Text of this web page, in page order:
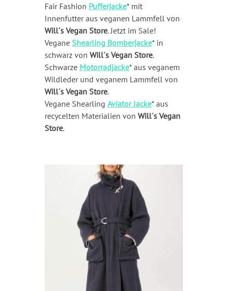
Fair Fashion Pufferjacke* mit
Innenfutter aus veganen Lammfell von
Will´s Vegan Store. Jetzt im Sale!
Vegane Shearling Bomberjacke* in
schwarz von Will´s Vegan Store.
Schwarze Motorradjacke* aus veganem
Wildleder und veganem Lammfell von
Will´s Vegan Store.
Vegane Shearling Aviator Jacke* aus
recycelten Materialien von Will´s Vegan
Store.